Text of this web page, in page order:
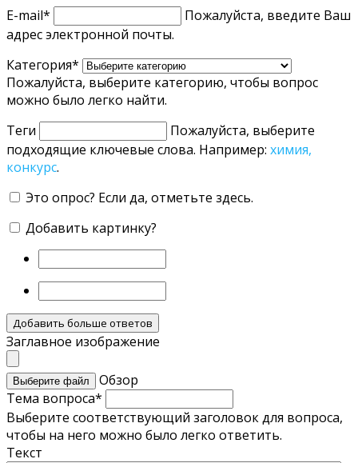
E-mail*
Пожалуйста, введите Ваш
адрес электронной почты.
Категория*
Пожалуйста, выберите категорию, чтобы вопрос
можно было легко найти.
Теги
Пожалуйста, выберите
подходящие ключевые слова. Например: химия,
конкурс.
Это опрос? Если да, отметьте здесь.
Добавить картинку?
Добавить больше ответов
Заглавное изображение
Выберите файл
Обзор
Тема вопроса*
Выберите соответствующий заголовок для вопроса,
чтобы на него можно было легко ответить.
Текст